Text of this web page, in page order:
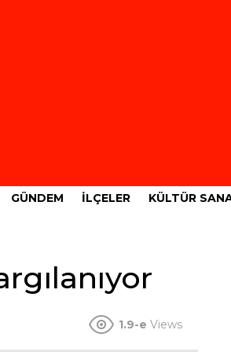
GÜNDEM İLÇELER KÜLTÜR
1.9-e Views